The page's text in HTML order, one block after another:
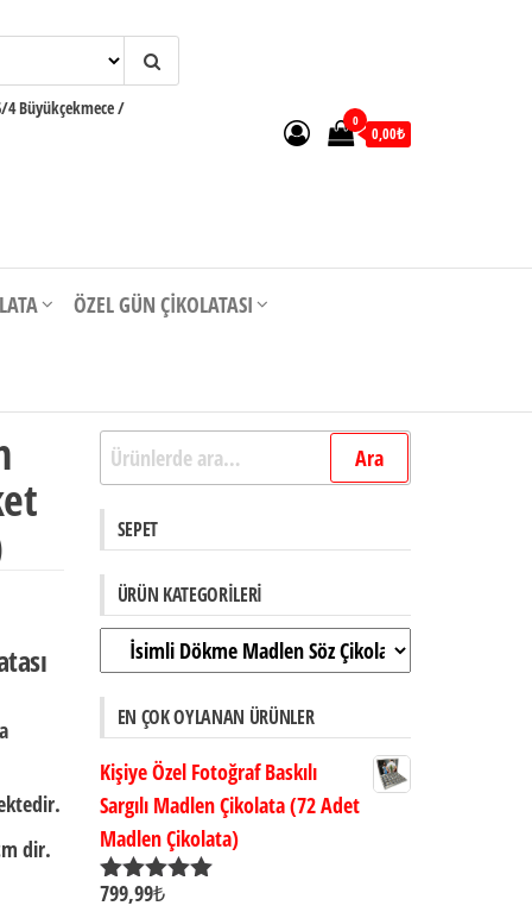
Büyükçekmece /
0
0,00₺
ÖZEL GÜN ÇIKOLATASI
dir.
Ara: Ara
SEPET
ÜRÜN KATEGORILERI
EN ÇOK OYLANAN ÜRÜNLER
Kişiye Özel Fotoğraf Baskılı
Sargılı Madlen Çikolata (72 Adet
Madlen Çikolata)
5 üzerinden
799,99₺